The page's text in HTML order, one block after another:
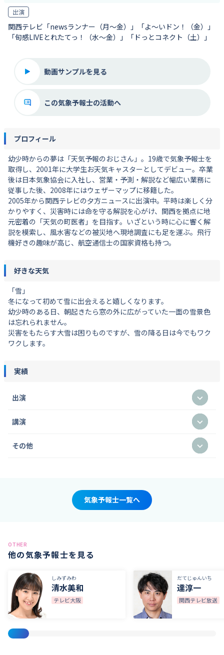
出演
関西テレビ「newsランナー（月～金）」「よ～いドン！（金）」
「旬感LIVEとれたてっ！（水～金）」「ドっとコネクト（土）」
動画サンプルを見る
この気象予報士の活動へ
プロフィール
幼少時からの夢は「天気予報のおじさん」。19歳で気象予報士を
取得し、2001年に大学生お天気キャスターとしてデビュー。卒業
後は日本気象協会に入社し、営業・予測・解説など幅広い業務に
従事した後、2008年にはウェザーマップに移籍した。
2005年から関西テレビの夕方ニュースに出演中。平時は楽しく分
かりやすく、災害時には命を守る解説を心がけ、関西を拠点に地
元密着の「天気の町医者」を目指す。いざという時に心に響く解
説を模索し、風水害などの被災地へ現地調査にも足を運ぶ。飛行
機好きの趣味が高じ、航空通信士の国家資格も持つ。
好きな天気
「雪」
冬になって初めて雪に出会えると嬉しくなります。
幼少時のある日、朝起きたら窓の外に広がっていた一面の雪景色
は忘れられません。
災害をもたらす大雪は困りものですが、雪の降る日は今でもワク
ワクします。
実績
出演
講演
その他
気象予報士一覧へ
OTHER
他の気象予報士を見る
しみずみわ
清水美和
テレビ大阪
だてじゅんいち
達淳一
関西テレビ放送